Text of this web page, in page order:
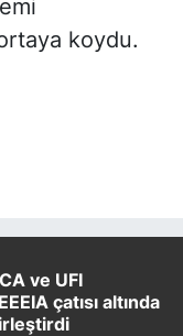
koydu.
ve UFI
çatısı altında